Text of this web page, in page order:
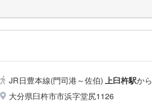
JR日豊本線(門司港～佐伯) 上臼杵駅から
大分県臼杵市市浜字堂尻1126